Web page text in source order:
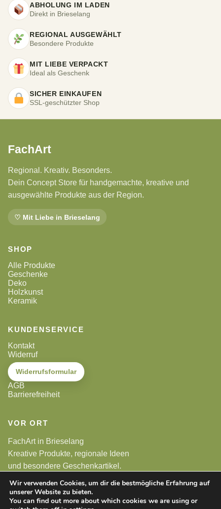
ABHOLUNG IM LADEN
Direkt in Brieselang
REGIONAL AUSGEWÄHLT
Besondere Produkte
MIT LIEBE VERPACKT
Ideal als Geschenk
SICHER EINKAUFEN
SSL-geschützter Shop
FachArt
Regional. Kreativ. Besonders.
Dein Concept Store für handgemachte, kreative und
ausgewählte Produkte aus der Region.
♡ Mit Liebe in Brieselang
SHOP
Alle Produkte
Geschenke
Deko
Holzkunst
Keramik
KUNDENSERVICE
Kontakt
Widerruf
Widerrufsformular
AGB
Barrierefreiheit
VOR ORT
FachArt in Brieselang
Kreative Produkte, regionale Ideen
und besondere Geschenkartikel.
Alle Preise sind Endpreise. Gemäß §19 UStG wird keine
Umsatzsteuer berechnet.
Wir verwenden Cookies, um dir die bestmögliche Erfahrung auf
unserer Website zu bieten.
You can find out more about which cookies we are using or